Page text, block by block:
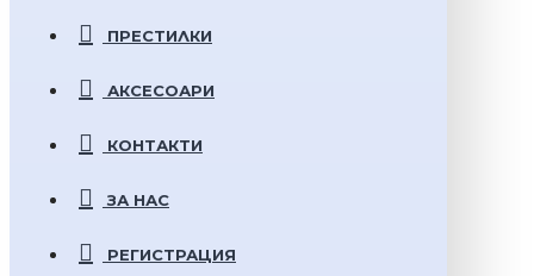
ПРЕСТИЛКИ
АКСЕСОАРИ
КОНТАКТИ
ЗА НАС
РЕГИСТРАЦИЯ